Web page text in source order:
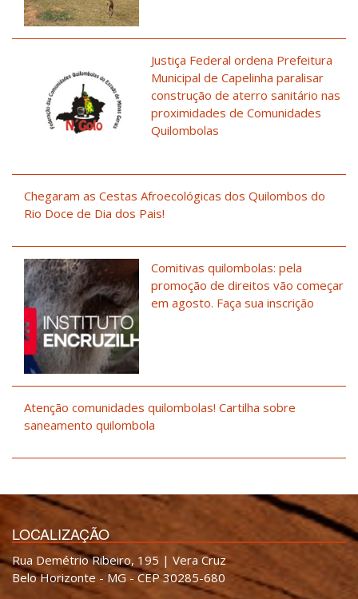
Justiça Federal ordena Prefeitura
Municipal de Capelinha paralisar
construção de aterro sanitário nas
proximidades de Comunidades
Quilombolas
Chegaram as Cestas Afroecológicas dos Quilombos do
Rio Doce de Dia dos Pais!
Comitivas quilombolas: pela
promoção de direitos vão começar
em agosto. Faça sua inscrição
Atenção comunidades quilombolas! Cartilha sobre
saneamento quilombola
LOCALIZAÇÃO
Rua Demétrio Ribeiro, 195 | Vera Cruz
Belo Horizonte - MG - CEP 30285-680